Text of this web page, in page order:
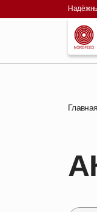
Главная